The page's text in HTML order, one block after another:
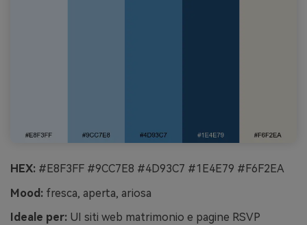
HEX: #E8F3FF #9CC7E8 #4D93C7 #1E4E79 #F6F2EA
Mood: fresca, aperta, ariosa
Ideale per: UI siti web matrimonio e pagine RSVP